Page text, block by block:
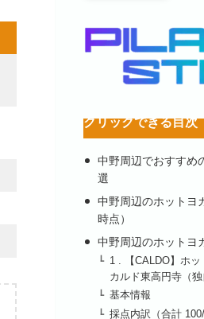
クリックできる目次
中野周辺でおすすめ
選
中野周辺のホットヨ
時点）
中野周辺のホットヨ
1 . 【CALDO】ホッ
カルド東高円寺（独
基本情報
採点内訳（合計 100/